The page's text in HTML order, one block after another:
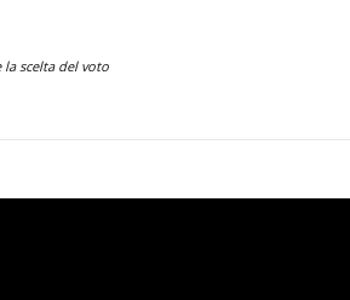
la scelta del voto